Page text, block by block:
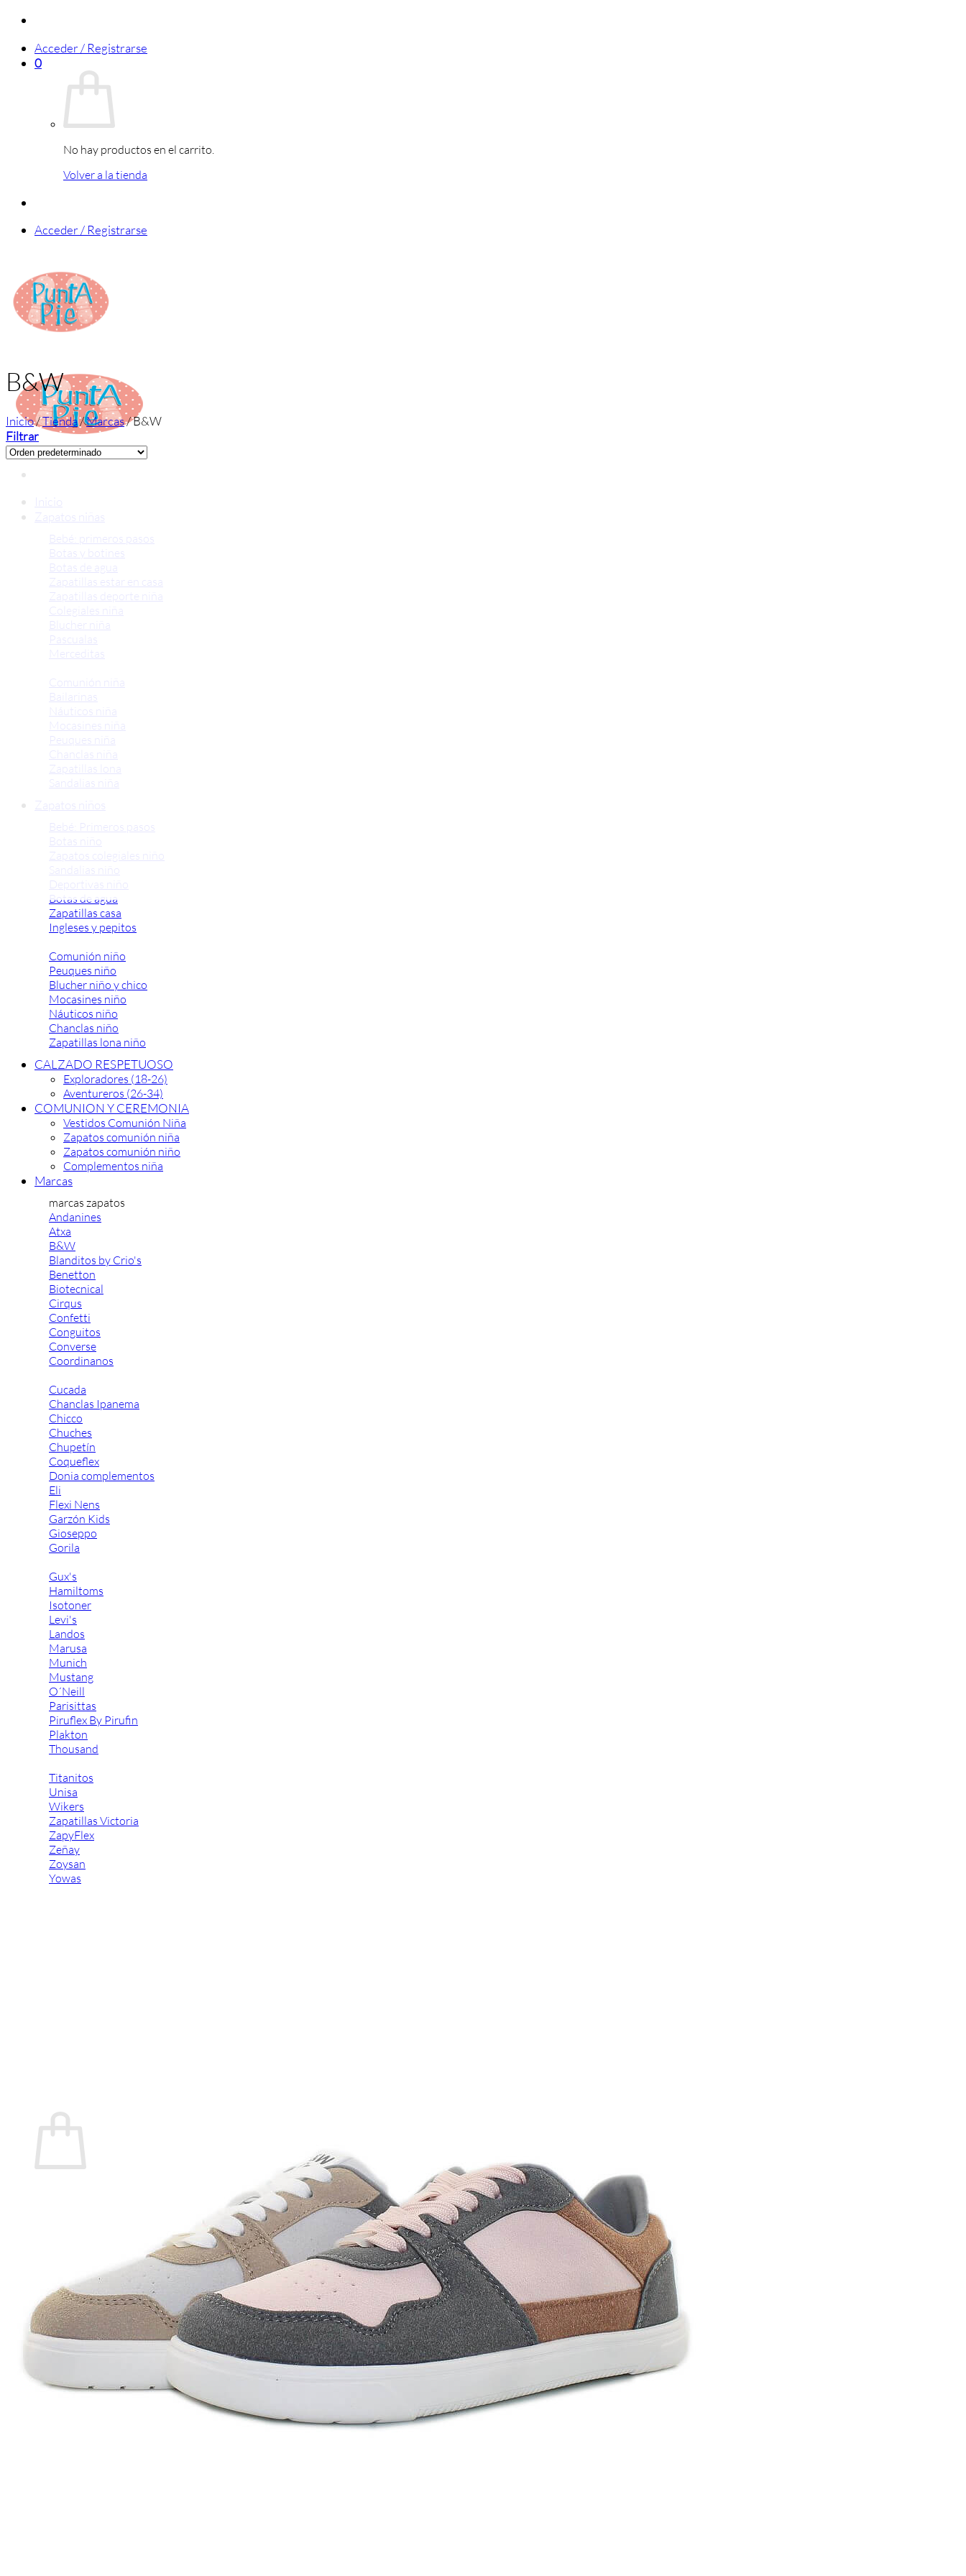
Saltar
contenidoAcceder / Registrarse
0
No hay productos en el carrito.
Volver a la tienda
Acceder / Registrarse
Zapatos niñas
Bebé: primeros pasos
Botas y botines
Botas de agua
Zapatillas estar en casa
Zapatillas deporte niña
Colegiales niña
Blucher niña
Pascualas
Merceditas
Comunión niña
Bailarinas
Náuticos niña
Mocasines niña
Peuques niña
Chanclas niña
Zapatillas lona
Sandalias niña
Zapatos niños
Bebé: Primeros pasos
Botas niño
Zapatos colegiales niño
Sandalias niño
Deportivas niño
Botas de agua
Zapatillas casa
Ingleses y pepitos
Comunión niño
Peuques niño
Blucher niño y chico
Mocasines niño
Náuticos niño
Chanclas niño
Zapatillas lona niño
CALZADO RESPETUOSO
Exploradores (18-26)
Aventureros (26-34)
COMUNION Y CEREMONIA
Vestidos Comunión Niña
Zapatos comunión niña
Zapatos comunión niño
Complementos niña
Marcas
marcas zapatos
Andanines
Atxa
B&W
Blanditos by Crio's
Benetton
Biotecnical
Cirqus
Confetti
Conguitos
Converse
Coordinanos
Cucada
Chanclas Ipanema
Chicco
Chuches
Chupetín
Coqueflex
Donia complementos
Eli
Flexi Nens
Garzón Kids
Gioseppo
Gorila
Gux's
Hamiltoms
Isotoner
Levi's
Landos
Marusa
Munich
Mustang
O´Neill
Parisittas
Piruflex By Pirufin
Plakton
Thousand
Titanitos
Unisa
Wikers
Zapatillas Victoria
ZapyFlex
Zeñay
Zoysan
Yowas
B&W
Inicio/Tienda/Marcas/B&W
Filtrar